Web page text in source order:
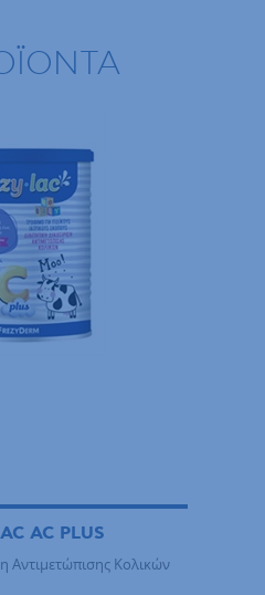
AC PLUS
Αντιμετώπισης Κολικών